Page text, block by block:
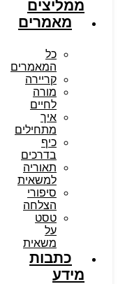
ממליצים
מאמרים
כל
המאמרים
קריירה
מורה
לחיים
איך
מתחילים
כיף
בדרכים
תאוריה
למשאית
סיפורי
הצלחה
טסט
על
משאית
כתבות
מידע